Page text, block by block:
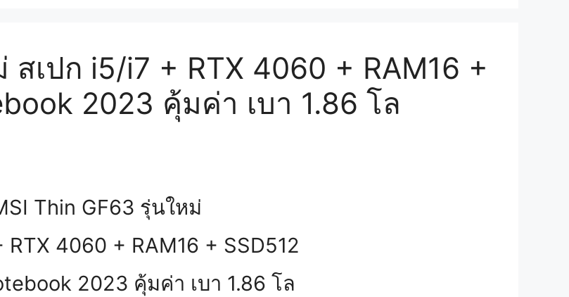
สเปก i5/i7 + RTX 4060 + RAM16 +
2023 คุ้มค่า เบา 1.86 โล
Thin GF63 รุ่นใหม่
RTX 4060 + RAM16 + SSD512
2023 คุ้มค่า เบา 1.86 โล